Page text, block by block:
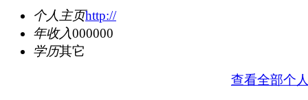
个人主页http://
年收入000000
学历其它
查看全部个